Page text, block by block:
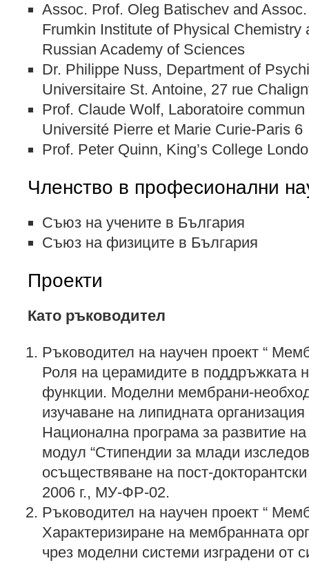
Assoc. Prof. Oleg Batischev and
Frumkin Institute of Physical Chemistry
Russian Academy of Sciences
Dr. Philippe Nuss, Department of
Universitaire St. Antoine, 27 rue
Prof. Claude Wolf, Laboratoire
Université Pierre et Marie Curie-Paris 6
Prof. Peter Quinn, King’s College
Членство в професионални
Съюз на учените в България
Съюз на физиците в България
Проекти
Като ръководител
Ръководител на научен проект “
Роля на церамидите в поддръжката
функции. Моделни мембрани-
изучаване на липидната организация
Национална програма за развитие
модул “Стипендии за млади
осъществяване на пост-
2006 г., МУ-ФР-02.
Ръководител на научен проект “
Характеризиране на мембранната
чрез моделни системи изградени от